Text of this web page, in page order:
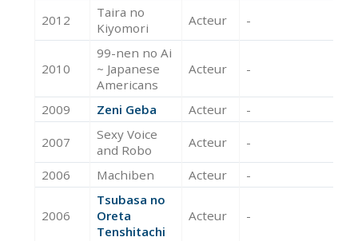
2012
Taira no
Kiyomori
Acteur -
2010
99-nen no Ai
~ Japanese
Americans
Acteur -
2009 Zeni Geba Acteur -
2007
Sexy Voice
and Robo
Acteur -
2006 Machiben Acteur -
2006
Tsubasa no
Oreta
Tenshitachi
Acteur -